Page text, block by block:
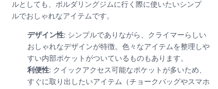
ルとしても、ボルダリングジムに行く際に使いたいシンプ
ルでおしゃれなアイテムです。
デザイン性: シンプルでありながら、クライマーらしい
おしゃれなデザインが特徴。色々なアイテムを整理しや
すい内部ポケットがついているものもあります。
利便性: クイックアクセス可能なポケットが多いため、
すぐに取り出したいアイテム（チョークバッグやスマホ